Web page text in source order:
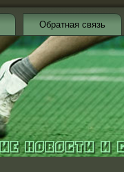
Обратная связь